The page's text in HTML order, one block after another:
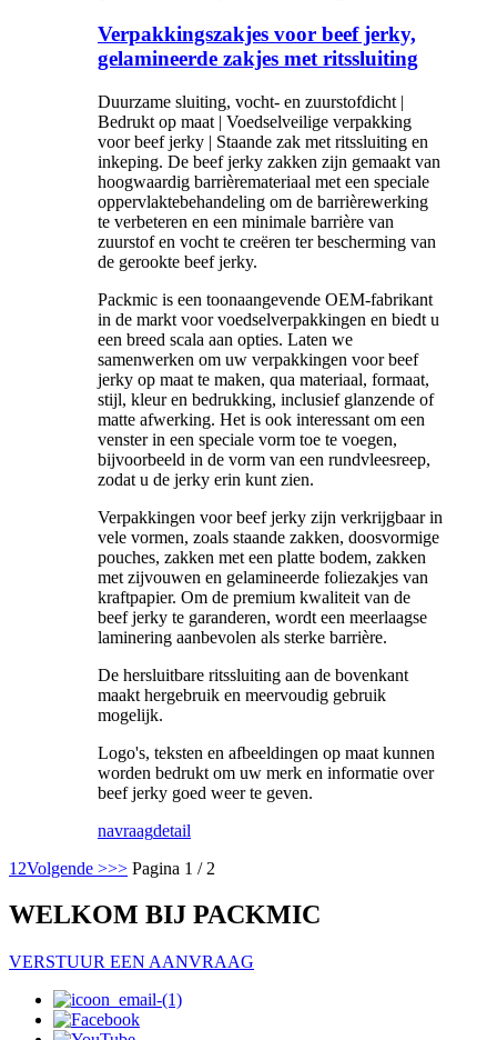
Verpakkingszakjes voor beef jerky,
gelamineerde zakjes met ritssluiting
Duurzame sluiting, vocht- en zuurstofdicht |
Bedrukt op maat | Voedselveilige verpakking
voor beef jerky | Staande zak met ritssluiting en
inkeping. De beef jerky zakken zijn gemaakt van
hoogwaardig barrièremateriaal met een speciale
oppervlaktebehandeling om de barrièrewerking
te verbeteren en een minimale barrière van
zuurstof en vocht te creëren ter bescherming van
de gerookte beef jerky.
Packmic is een toonaangevende OEM-fabrikant
in de markt voor voedselverpakkingen en biedt u
een breed scala aan opties. Laten we
samenwerken om uw verpakkingen voor beef
jerky op maat te maken, qua materiaal, formaat,
stijl, kleur en bedrukking, inclusief glanzende of
matte afwerking. Het is ook interessant om een ​​
venster in een speciale vorm toe te voegen,
bijvoorbeeld in de vorm van een rundvleesreep,
zodat u de jerky erin kunt zien.
Verpakkingen voor beef jerky zijn verkrijgbaar in
vele vormen, zoals staande zakken, doosvormige
pouches, zakken met een platte bodem, zakken
met zijvouwen en gelamineerde foliezakjes van
kraftpapier. Om de premium kwaliteit van de
beef jerky te garanderen, wordt een meerlaagse
laminering aanbevolen als sterke barrière.
De hersluitbare ritssluiting aan de bovenkant
maakt hergebruik en meervoudig gebruik
mogelijk.
Logo's, teksten en afbeeldingen op maat kunnen
worden bedrukt om uw merk en informatie over
beef jerky goed weer te geven.
navraagdetail
1 2Volgende >>> Pagina 1 / 2
WELKOM BIJ PACKMIC
VERSTUUR EEN AANVRAAG